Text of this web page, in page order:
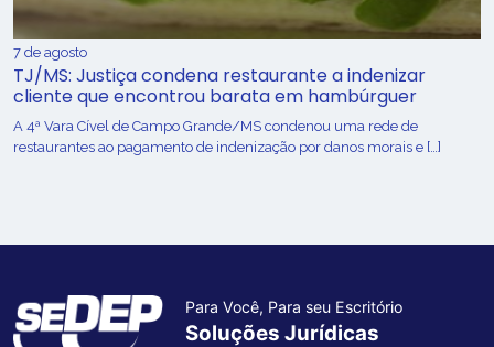
7 de agosto
TJ/MS: Justiça condena restaurante a indenizar
cliente que encontrou barata em hambúrguer
A 4ª Vara Cível de Campo Grande/MS condenou uma rede de
restaurantes ao pagamento de indenização por danos morais e […]
Para Você, Para seu Escritório
Soluções Jurídicas